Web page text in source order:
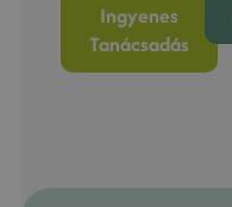
Ingyenes
Tanácsadás